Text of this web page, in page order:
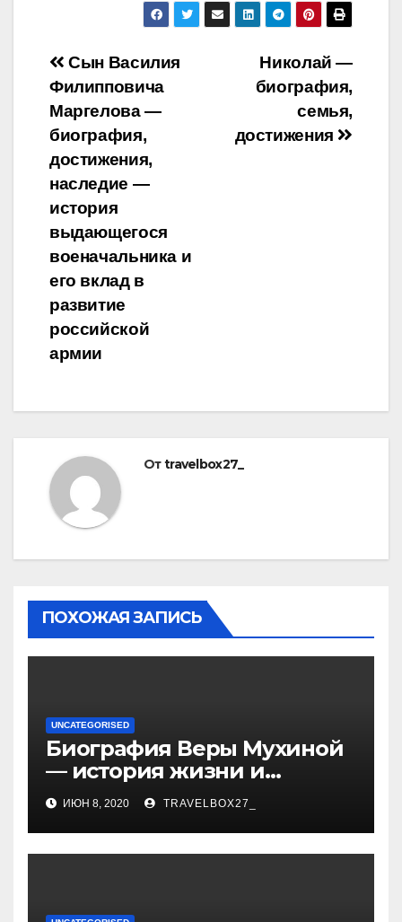
Навигация
по
записям
Николай —
биография,
семья,
достижения
Сын Василия
Филипповича
Маргелова —
биография,
достижения,
наследие —
история
выдающегося
военачальника и
его вклад в
развитие
российской
армии
Отtravelbox27_
ПОХОЖАЯ ЗАПИСЬ
UNCATEGORISED
Биография Веры Мухиной
— история жизни и
карьеры успешной
художницы, ее
достижения и творчество
ИЮН 8, 2020 TRAVELBOX27_